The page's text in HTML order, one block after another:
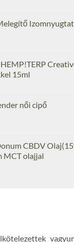
15ml
női cipő
CBDV
MCT olajjal